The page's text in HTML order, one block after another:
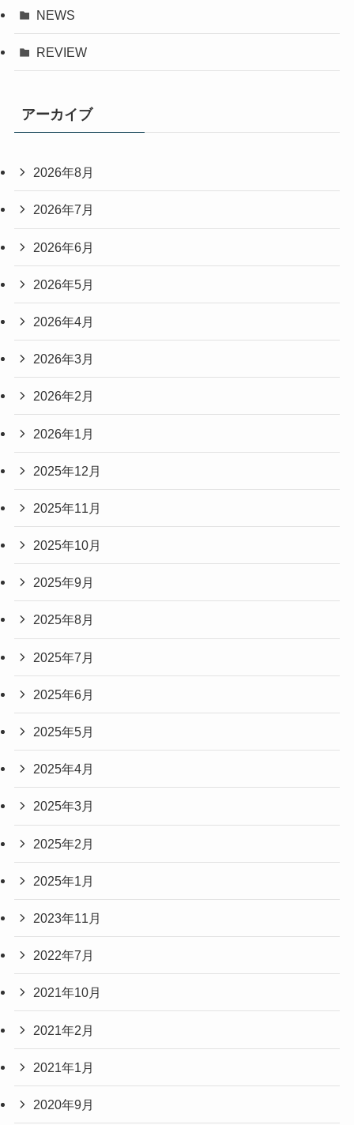
NEWS
REVIEW
アーカイブ
2026年8月
2026年7月
2026年6月
2026年5月
2026年4月
2026年3月
2026年2月
2026年1月
2025年12月
2025年11月
2025年10月
2025年9月
2025年8月
2025年7月
2025年6月
2025年5月
2025年4月
2025年3月
2025年2月
2025年1月
2023年11月
2022年7月
2021年10月
2021年2月
2021年1月
2020年9月